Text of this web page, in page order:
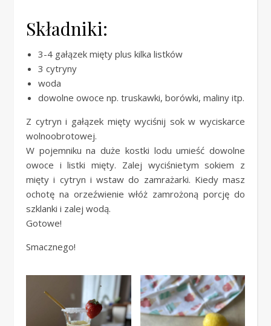
Składniki:
3-4 gałązek mięty plus kilka listków
3 cytryny
woda
dowolne owoce np. truskawki, borówki, maliny itp.
Z cytryn i gałązek mięty wyciśnij sok w wyciskarce
wolnoobrotowej.
W pojemniku na duże kostki lodu umieść dowolne
owoce i listki mięty. Zalej wyciśnietym sokiem z
mięty i cytryn i wstaw do zamrażarki. Kiedy masz
ochotę na orzeźwienie włóż zamrożoną porcję do
szklanki i zalej wodą.
Gotowe!
Smacznego!